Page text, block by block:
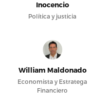
Inocencio
Política y justicia
William Maldonado
Economista y Estratega
Financiero